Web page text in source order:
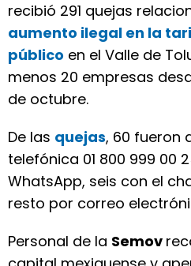
recibió 291 quejas
aumento ilegal en la
público en el Valle de
menos 20 empresas
de octubre.
De las quejas, 60 fueron
telefónica 01 800 999 00
WhatsApp, seis con el
resto por correo
Personal de la Semov